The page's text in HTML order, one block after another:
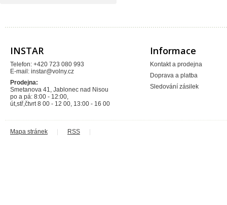
Vagnerplast
INSTAR
Telefon: +420 723 080 993
E-mail: instar@volny.cz
Prodejna:
Smetanova 41, Jablonec nad Nisou
po a pá: 8:00 - 12:00,
út,stř,čtvrt 8 00 - 12 00, 13:00 - 16 00
Informace
Kontakt a prodejna
Doprava a platba
Sledování zásilek
Mapa stránek RSS